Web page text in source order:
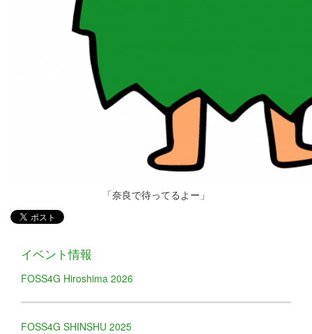
「奈良で待ってるよー」
イベント情報
FOSS4G Hiroshima 2026
FOSS4G SHINSHU 2025